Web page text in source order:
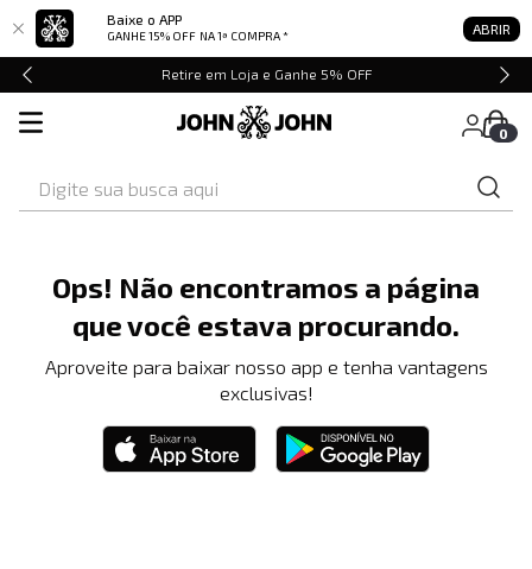
Baixe o APP
GANHE 15% OFF NA 1ª COMPRA * ABRIR
Retire em Loja e Ganhe 5% OFF
0
Ops! Não encontramos a página
que você estava procurando.
Aproveite para baixar nosso app e tenha vantagens
exclusivas!